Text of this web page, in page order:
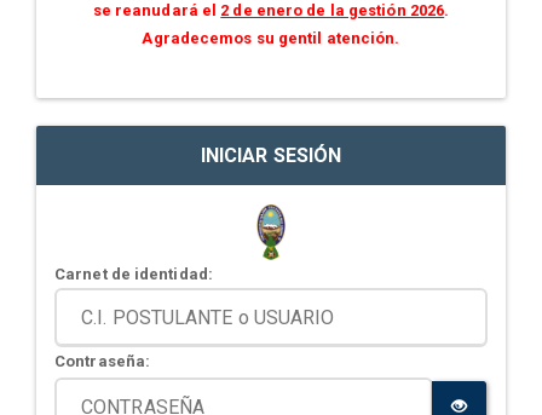
se reanudará el 2 de enero de la gestión 2026.
Agradecemos su gentil atención.
INICIAR SESIÓN
Carnet de identidad:
Contraseña: